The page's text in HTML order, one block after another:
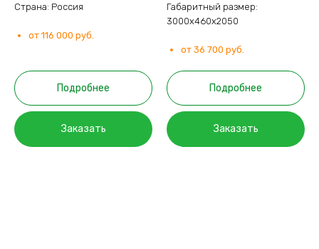
Страна: Россия
от 116 000 руб.
Подробнее
Заказать
Габаритный размер:
3000х460х2050
от 36 700 руб.
Подробнее
Заказать